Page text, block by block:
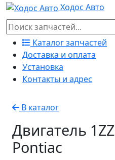
Ходос Авто
Каталог запчастей
Доставка и оплата
Установка
Контакты и адрес
В каталог
Двигатель
Pontiac